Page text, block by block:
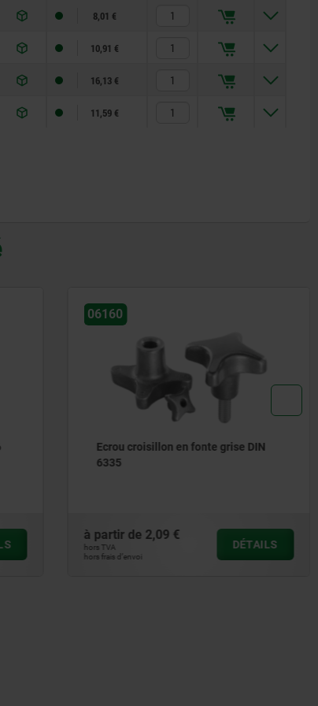
8,01 €
10,91 €
16,13 €
11,59 €
06211
Bouton étoile avec collerette
allongée
à partir de 6,88 €
hors TVA
hors frais d’envoi
DÉTAILS